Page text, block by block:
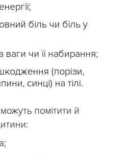
біль чи біль у
ваги чи її набирання;
(порізи,
синці) на тілі.
помітити й